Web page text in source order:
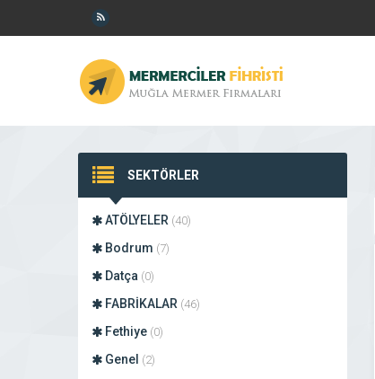
SEKTÖRLER
ATÖLYELER (40)
Bodrum (7)
Datça (0)
FABRİKALAR (46)
Fethiye (0)
Genel (2)